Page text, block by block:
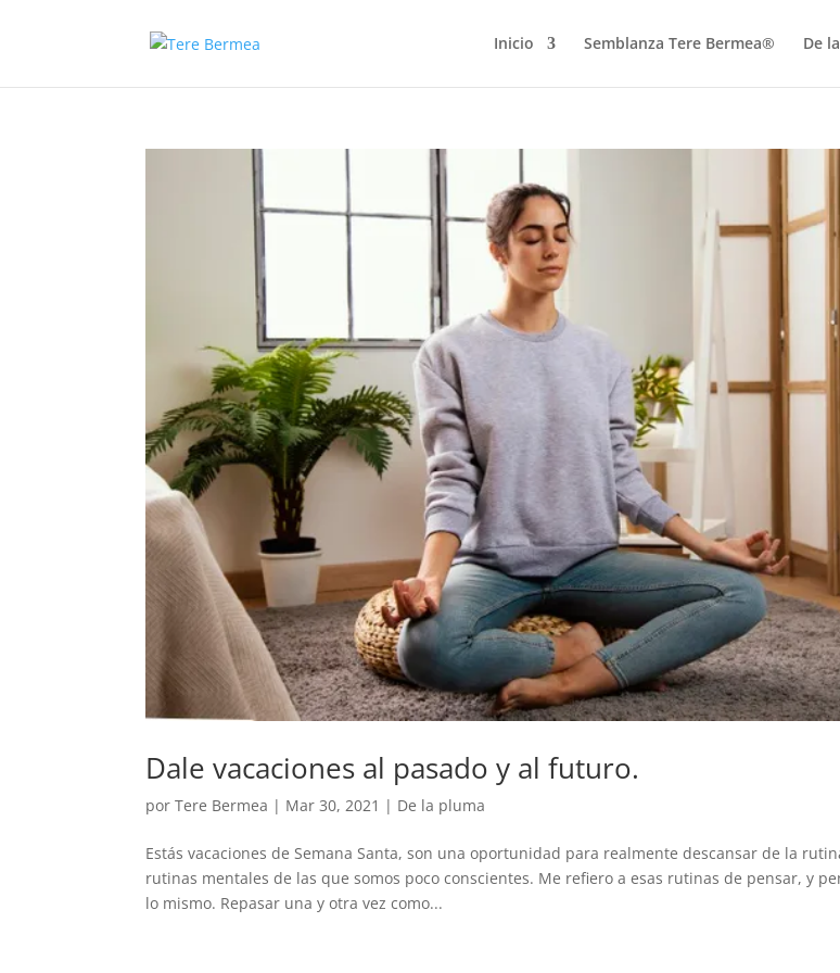
Inicio Semblanza Tere Bermea® De
Dale vacaciones al pasado y al futuro.
porTere Bermea | Mar 30, 2021 | De la pluma
Estás vacaciones de Semana Santa, son una oportunidad para realmente descansar de la
rutinas mentales de las que somos poco conscientes. Me refiero a esas rutinas de pensar, y
lo mismo. Repasar una y otra vez como...